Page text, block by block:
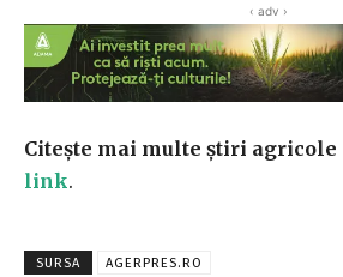
‹ adv ›
Citește mai multe știri agricole
link.
SURSA AGERPRES.RO